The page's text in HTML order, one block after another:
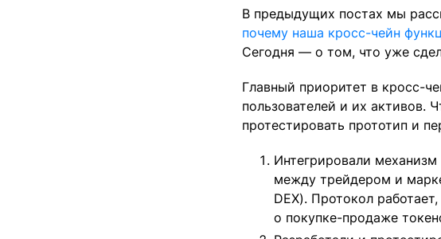
В предыдущих постах мы
почему наша кросс-чейн
Сегодня — о том, что уже
Главный приоритет в кросс-
пользователей и их активов.
протестировать прототип и
Интегрировали
между трейдером и
DEX). Протокол
о покупке-продаже